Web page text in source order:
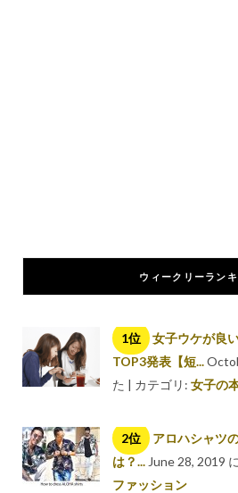
ウィークリーラン
女子ウケが良
TOP3発表【短...
た | カテゴリ: 女子の
アロハシャツ
は？... June 28, 2019
ファッション